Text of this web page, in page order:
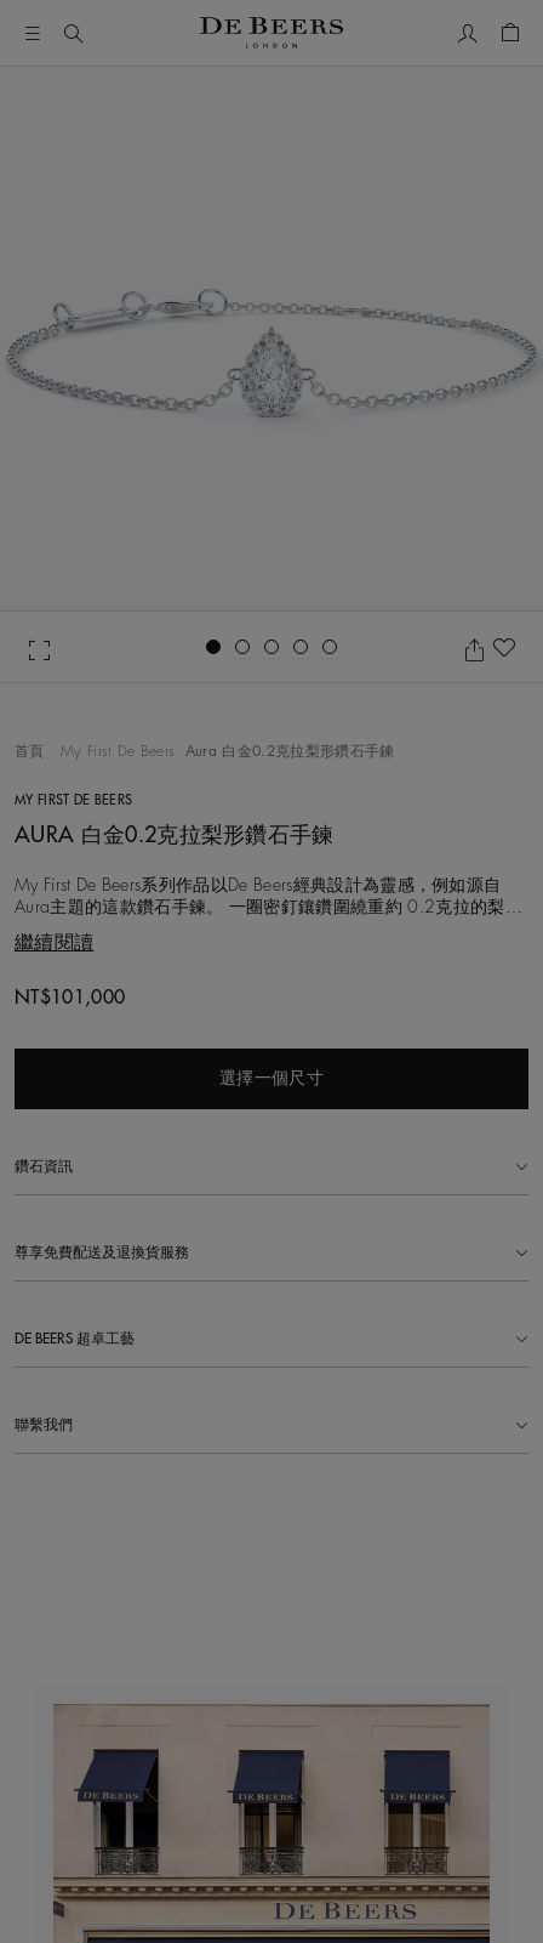
首頁 My First De Beers Aura 白金0.2克拉梨形鑽石手鍊
MY FIRST DE BEERS
AURA 白金0.2克拉梨形鑽石手鍊
My First De Beers系列作品以De Beers經典設計為靈感，例如源自
Aura主題的這款鑽石手鍊。 一圈密釘鑲鑽圍繞重約 0.2克拉的梨形
與簡潔的設計。 這款手鍊可以單獨佩戴，呈現含蓄造型，也可與其
繼續閱讀
NT$101,000
選擇一個尺寸
鑽石資訊
尊享免費配送及退換貨服務
DE BEERS 超卓工藝
聯繫我們